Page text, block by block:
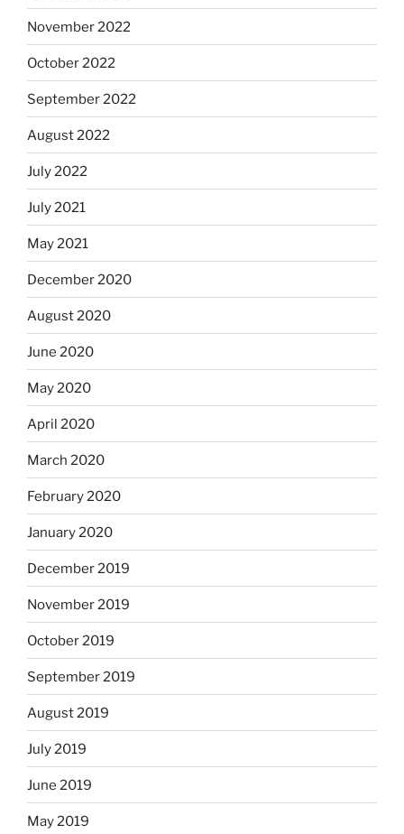
November 2022
October 2022
September 2022
August 2022
July 2022
July 2021
May 2021
December 2020
August 2020
June 2020
May 2020
April 2020
March 2020
February 2020
January 2020
December 2019
November 2019
October 2019
September 2019
August 2019
July 2019
June 2019
May 2019